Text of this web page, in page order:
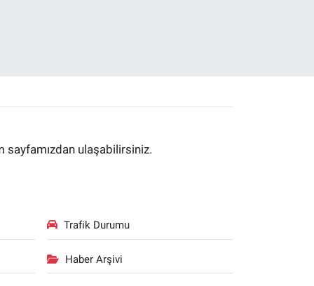
sayfamızdan ulaşabilirsiniz.
Trafik Durumu
Haber Arşivi